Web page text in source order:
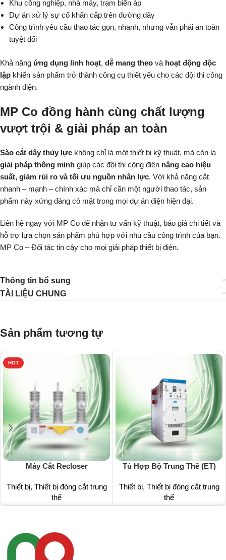
Khu công nghiệp, nhà máy, trạm biến áp
Dự án xử lý sự cố khẩn cấp trên đường dây
Công trình yêu cầu thao tác gọn, nhanh, nhưng vẫn phải an toàn
tuyệt đối
Khả năng ứng dụng linh hoạt, dễ mang theo và hoạt động độc
lập khiến sản phẩm trở thành công cụ thiết yếu cho các đội thi công
ngành điện.
MP Co đồng hành cùng chất lượng
vượt trội & giải pháp an toàn
Sào cắt dây thủy lực không chỉ là một thiết bị kỹ thuật, mà còn là
giải pháp thông minh giúp các đội thi công điện nâng cao hiệu
suất, giảm rủi ro và tối ưu nguồn nhân lực. Với khả năng cắt
nhanh – mạnh – chính xác mà chỉ cần một người thao tác, sản
phẩm này xứng đáng có mặt trong mọi dự án điện hiện đại.
Liên hệ ngay với MP Co để nhận tư vấn kỹ thuật, báo giá chi tiết và
hỗ trợ lựa chọn sản phẩm phù hợp với nhu cầu công trình của bạn.
MP Co – Đối tác tin cậy cho mọi giải pháp thiết bị điện.
Thông tin bổ sung
TÀI LIỆU CHUNG
Sản phẩm tương tự
HOT
Máy Cắt Recloser
Thiết bị, Thiết bị đóng cắt trung
thế
Tủ Hợp Bộ Trung Thế (ET)
Thiết bị, Thiết bị đóng cắt trung
thế